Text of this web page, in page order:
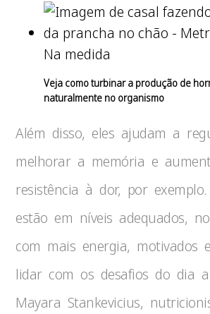
Na medida
Veja como turbinar a produção de
naturalmente no organismo
Além disso, eles ajudam a
melhorar a memória e
resistência à dor, por exemplo.
estão em níveis adequados,
com mais energia, motivados
lidar com os desafios do dia
Mayara Stankevicius,